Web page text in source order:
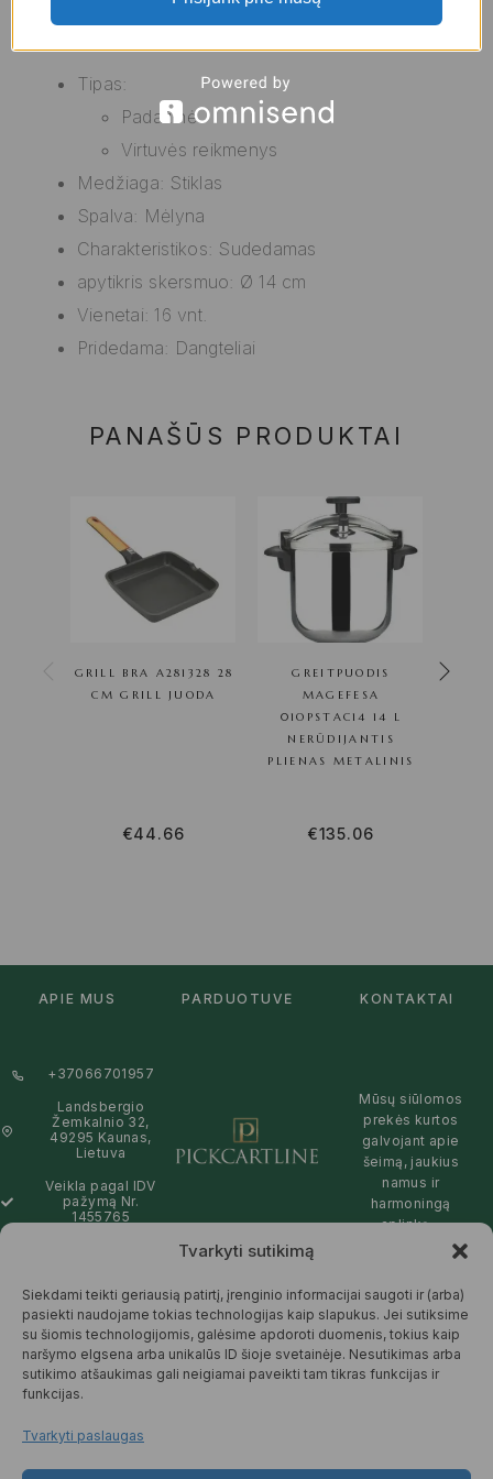
Tvarkyti sutikimą
Siekdami teikti geriausią patirtį, įrenginio informacijai saugoti ir (arba)
pasiekti naudojame tokias technologijas kaip slapukus. Jei sutiksime
su šiomis technologijomis, galėsime apdoroti duomenis, tokius kaip
naršymo elgsena arba unikalūs ID šioje svetainėje. Nesutikimas arba
sutikimo atšaukimas gali neigiamai paveikti tam tikras funkcijas ir
funkcijas.
Tvarkyti paslaugas
vnt.)už geriausią kainą.
Tipas:
Padažinė
Virtuvės reikmenys
Medžiaga: Stiklas
Spalva: Mėlyna
Charakteristikos: Sudedamas
apytikris skersmuo: Ø 14 cm
Vienetai: 16 vnt.
Pridedama: Dangteliai
PANAŠŪS PRODUKTAI
GRILL BRA A281328 28
CM GRILL JUODA
€44.66
GREITPUODIS
MAGEFESA
01OPSTAC14 14 L
NERŪDIJANTIS
PLIENAS METALINIS
€135.06
APIE MUS PARDUOTUVĖ KONTAKTAI
+37066701957
Landsbergio
Žemkalnio 32,
49295 Kaunas,
Lietuva
Veikla pagal IDV
pažymą Nr.
1455765
09:00 - 19:00
Mūsų siūlomos
prekės kurtos
galvojant apie
šeimą, jaukius
namus ir
harmoningą
aplinką –
draugiškos tiek
Jums, tiek
gamtai.
DAUGIAU